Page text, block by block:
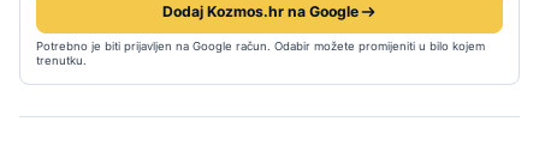
Dodaj Kozmos.hr na Google
Potrebno je biti prijavljen na Google račun. Odabir možete promijeniti u bilo kojem
trenutku.